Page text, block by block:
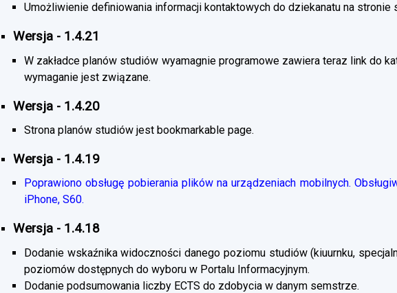
Umożliwienie definiowania informacji kontaktowych do dziekanatu na stronie
Wersja - 1.4.21
W zakładce planów studiów wyamagnie programowe zawiera teraz link do
wymaganie jest związane.
Wersja - 1.4.20
Strona planów studiów jest bookmarkable page.
Wersja - 1.4.19
Poprawiono obsługę pobierania plików na urządzeniach mobilnych.
iPhone, S60.
Wersja - 1.4.18
Dodanie wskaźnika widoczności danego poziomu studiów (kiuurnku,
poziomów dostępnych do wyboru w Portalu Informacyjnym.
Dodanie podsumowania liczby ECTS do zdobycia w danym semstrze.